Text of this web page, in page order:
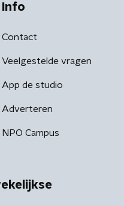
Info
Contact
Veelgestelde vragen
App de studio
Adverteren
NPO Campus